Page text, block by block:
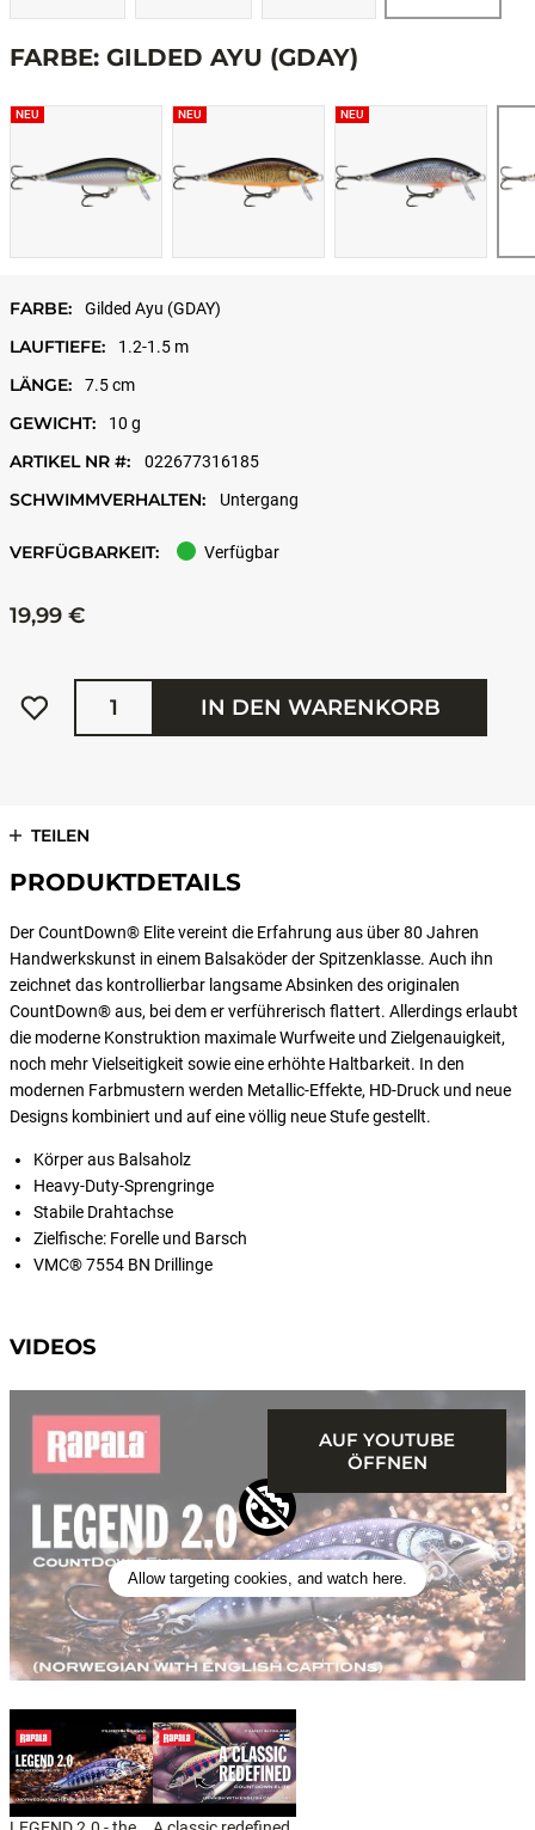
FARBE: GILDED AYU (GDAY)
NEU NEU NEU
FARBE: Gilded Ayu (GDAY)
LAUFTIEFE: 1.2-1.5 m
LÄNGE: 7.5 cm
GEWICHT: 10 g
ARTIKEL NR #: 022677316185
SCHWIMMVERHALTEN: Untergang
VERFÜGBARKEIT: Verfügbar
19,99 €
Menge
IN DEN WARENKORB
TEILEN
PRODUKTDETAILS
Der CountDown® Elite vereint die Erfahrung aus über 80 Jahren
Handwerkskunst in einem Balsaköder der Spitzenklasse. Auch ihn
zeichnet das kontrollierbar langsame Absinken des originalen
CountDown® aus, bei dem er verführerisch flattert. Allerdings erlaubt
die moderne Konstruktion maximale Wurfweite und Zielgenauigkeit,
noch mehr Vielseitigkeit sowie eine erhöhte Haltbarkeit. In den
modernen Farbmustern werden Metallic-Effekte, HD-Druck und neue
Designs kombiniert und auf eine völlig neue Stufe gestellt.
Körper aus Balsaholz
Heavy-Duty-Sprengringe
Stabile Drahtachse
Zielfische: Forelle und Barsch
VMC® 7554 BN Drillinge
VIDEOS
Allow targeting cookies, and watch here.
AUF YOUTUBE
ÖFFNEN